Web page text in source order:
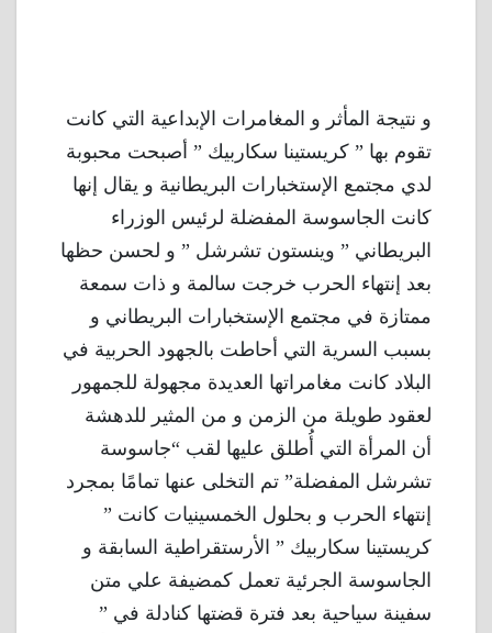
و نتيجة المأثر و المغامرات الإبداعية التي كانت
تقوم بها ” كريستينا سكاربيك ” أصبحت محبوبة
لدي مجتمع الإستخبارات البريطانية و يقال إنها
كانت الجاسوسة المفضلة لرئيس الوزراء
البريطاني ” وينستون تشرشل ” و لحسن حظها
بعد إنتهاء الحرب خرجت سالمة و ذات سمعة
ممتازة في مجتمع الإستخبارات البريطاني و
بسبب السرية التي أحاطت بالجهود الحربية في
البلاد كانت مغامراتها العديدة مجهولة للجمهور
لعقود طويلة من الزمن و من المثير للدهشة
أن المرأة التي أُطلق عليها لقب “جاسوسة
تشرشل المفضلة” تم التخلى عنها تمامًا بمجرد
إنتهاء الحرب و بحلول الخمسينيات كانت ”
كريستينا سكاربيك ” الأرستقراطية السابقة و
الجاسوسة الجرئية تعمل كمضيفة علي متن
سفينة سياحية بعد فترة قضتها كنادلة في ”